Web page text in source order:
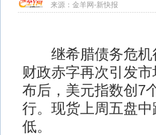
来源： 金羊网-新快报
继希腊债务危机
财政赤字再次引发
布后，美元指数创7
行。现货上周五盘
低。